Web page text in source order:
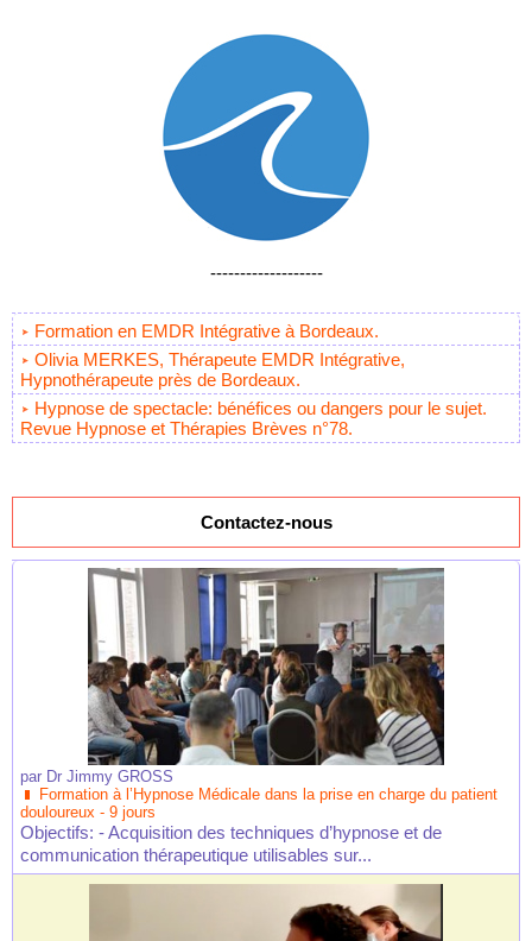
-------------------
Formation en EMDR Intégrative à Bordeaux.
Olivia MERKES, Thérapeute EMDR Intégrative,
Hypnothérapeute près de Bordeaux.
Hypnose de spectacle: bénéfices ou dangers pour le sujet.
Revue Hypnose et Thérapies Brèves n°78.
Contactez-nous
par Dr Jimmy GROSS
Formation à l’Hypnose Médicale dans la prise en charge du patient
douloureux - 9 jours
Objectifs: - Acquisition des techniques d’hypnose et de
communication thérapeutique utilisables sur...